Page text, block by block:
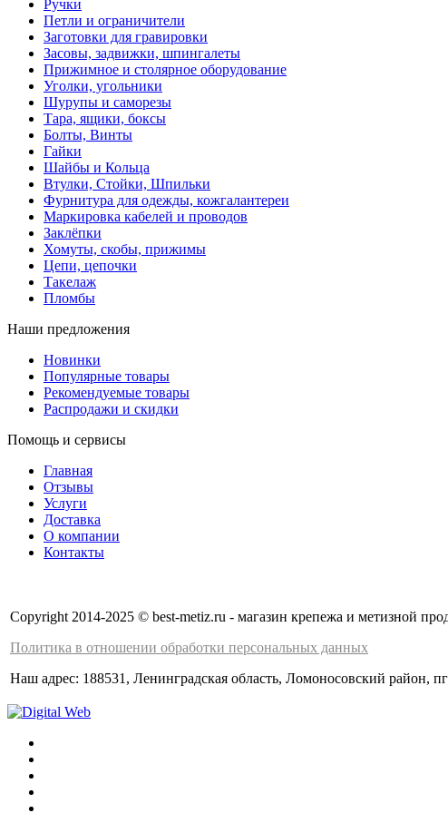
Ручки
Петли и ограничители
Заготовки для гравировки
Засовы, задвижки, шпингалеты
Прижимное и столярное оборудование
Уголки, угольники
Шурупы и саморезы
Тара, ящики, боксы
Болты, Винты
Гайки
Шайбы и Кольца
Втулки, Стойки, Шпильки
Фурнитура для одежды, кожгалантереи
Маркировка кабелей и проводов
Заклёпки
Хомуты, скобы, прижимы
Цепи, цепочки
Такелаж
Пломбы
Наши предложения
Новинки
Популярные товары
Рекомендуемые товары
Распродажи и скидки
Помощь и сервисы
Главная
Отзывы
Услуги
Доставка
О компании
Контакты
Copyright 2014-2025 © best-metiz.ru - магазин крепежа и метизной
Политика в отношении обработки персональных данных
Наш адрес: 188531, Ленинградская область, Ломоносовский район,